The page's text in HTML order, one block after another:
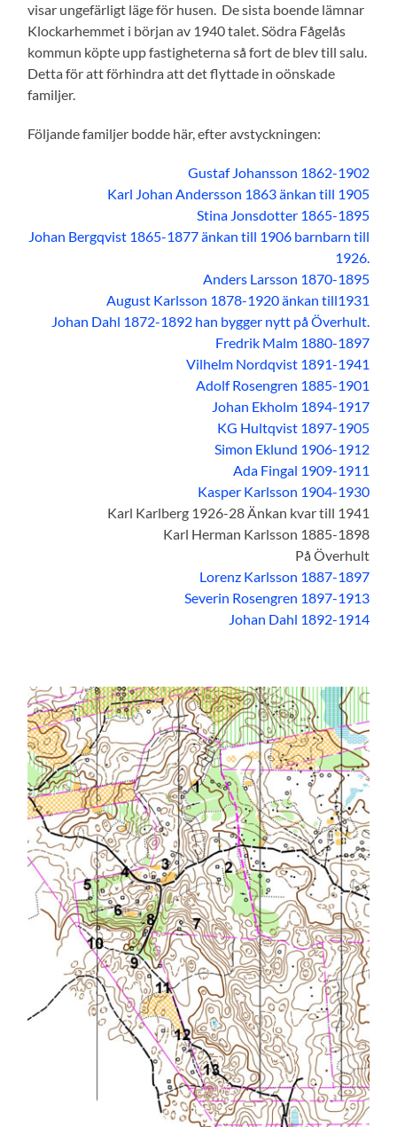
visar ungefärligt läge för husen. De sista boende lämnar
Klockarhemmet i början av 1940 talet. Södra Fågelås
kommun köpte upp fastigheterna så fort de blev till salu.
Detta för att förhindra att det flyttade in oönskade
familjer.
Följande familjer bodde här, efter avstyckningen:
Gustaf Johansson 1862-1902
Karl Johan Andersson 1863 änkan till 1905
Stina Jonsdotter 1865-1895
Johan Bergqvist 1865-1877 änkan till 1906 barnbarn till
1926.
Anders Larsson 1870-1895
August Karlsson 1878-1920 änkan till1931
Johan Dahl 1872-1892 han bygger nytt på Överhult.
Fredrik Malm 1880-1897
Vilhelm Nordqvist 1891-1941
Adolf Rosengren 1885-1901
Johan Ekholm 1894-1917
KG Hultqvist 1897-1905
Simon Eklund 1906-1912
Ada Fingal 1909-1911
Kasper Karlsson 1904-1930
Karl Karlberg 1926-28 Änkan kvar till 1941
Karl Herman Karlsson 1885-1898
På Överhult
Lorenz Karlsson 1887-1897
Severin Rosengren 1897-1913
Johan Dahl 1892-1914